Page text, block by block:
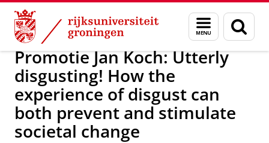
Skip
Content
Skip
Navigation
Menu
en
zoeken
Over ons News / FEB
Promotie Jan Koch: Utterly
disgusting! How the
experience of disgust can
both prevent and stimulate
societal change